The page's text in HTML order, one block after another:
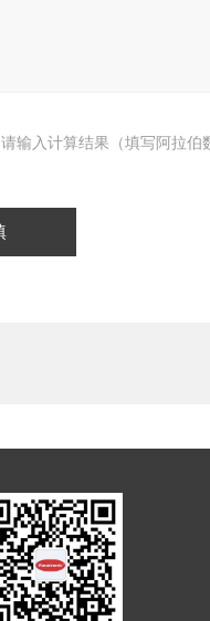
请输入计算结果（填写阿拉伯